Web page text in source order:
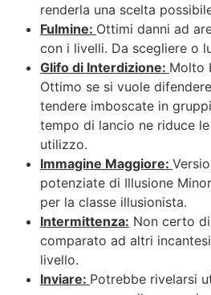
renderla una scelta
Fulmine: Ottimi danni ad
con i livelli. Da scegliere o
Glifo di Interdizione: Molto
Ottimo se si vuole
tendere imboscate in
tempo di lancio ne riduce
utilizzo.
Immagine Maggiore:
potenziate di Illusione
per la classe illusionista.
Intermittenza: Non certo
comparato ad altri
livello.
Inviare: Potrebbe rivelarsi